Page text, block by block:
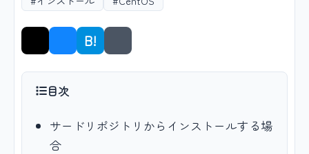
B! シェア
目次
サードリポジトリからインストールする場
合